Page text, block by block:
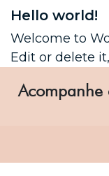
Hello world!
Welcome to
Edit or delete
Acompanhe